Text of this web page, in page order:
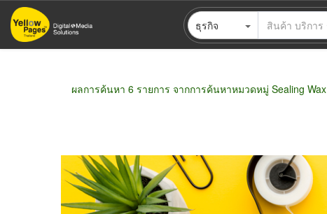
ข้าม
ไป
ธุรกิจ
ผลการค้นหา 6 รายการ จากการค้นหาหมวดหมู่ Sealing Wax
ขายส่ง ขายปลีก ผู้ผลิต ตัวแทนจัดจำหน่าย